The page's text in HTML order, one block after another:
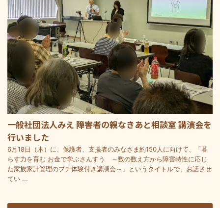
一般社団法人みえ 障害者の親なきあと相談室 講演会を
行いました
6月18日（木）に、保護者、支援者のみなさま約150人に向けて、「暮
らす力を育む お金で学ぶさんすう ～数の数え方から障害特性に応じ
た家族家計管理のプチ体験付き講演会～」というタイトルで、お話させ
てい ...